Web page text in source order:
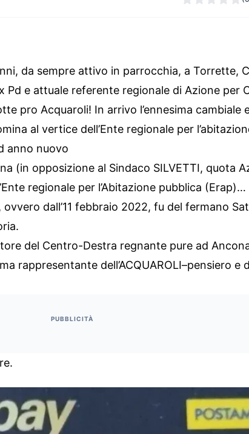
da sempre attivo in parrocchia, a Torrette,
Pd e attuale referente regionale di Azione per
pro Acquaroli! In arrivo l’ennesima cambiale
al vertice dell’Ente regionale per
anno nuovo
(in opposizione al Sindaco SILVETTI, quota
regionale per l’Abitazione pubblica
dall’11 febbraio 2022, fu del fermano
del Centro-Destra regnante pure ad
rappresentante dell’ACQUAROLI–pensiero e
PUBBLICITÀ